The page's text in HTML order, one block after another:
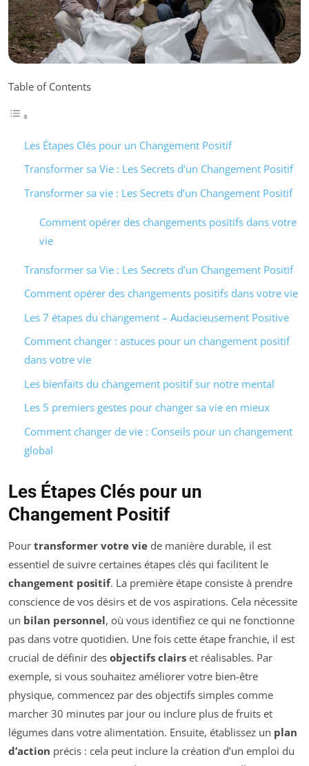
Table of Contents
Les Étapes Clés pour un Changement Positif
Transformer sa Vie : Les Secrets d’un Changement Positif
Transformer sa vie : Les Secrets d’un Changement Positif
Comment opérer des changements positifs dans votre
vie
Transformer sa Vie : Les Secrets d’un Changement Positif
Comment opérer des changements positifs dans votre vie
Les 7 étapes du changement – Audacieusement Positive
Comment changer : astuces pour un changement positif
dans votre vie
Les bienfaits du changement positif sur notre mental
Les 5 premiers gestes pour changer sa vie en mieux
Comment changer de vie : Conseils pour un changement
global
Les Étapes Clés pour un
Changement Positif
Pour transformer votre vie de manière durable, il est
essentiel de suivre certaines étapes clés qui facilitent le
changement positif. La première étape consiste à prendre
conscience de vos désirs et de vos aspirations. Cela nécessite
un bilan personnel, où vous identifiez ce qui ne fonctionne
pas dans votre quotidien. Une fois cette étape franchie, il est
crucial de définir des objectifs clairs et réalisables. Par
exemple, si vous souhaitez améliorer votre bien-être
physique, commencez par des objectifs simples comme
marcher 30 minutes par jour ou inclure plus de fruits et
légumes dans votre alimentation. Ensuite, établissez un plan
d’action précis : cela peut inclure la création d’un emploi du